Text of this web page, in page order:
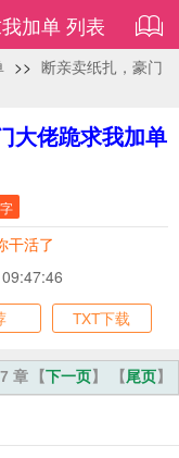
加单 列表
>> 断亲卖纸扎，豪门
大佬跪求我加单
干活了
TXT下载
【下一页】 【尾页】
章